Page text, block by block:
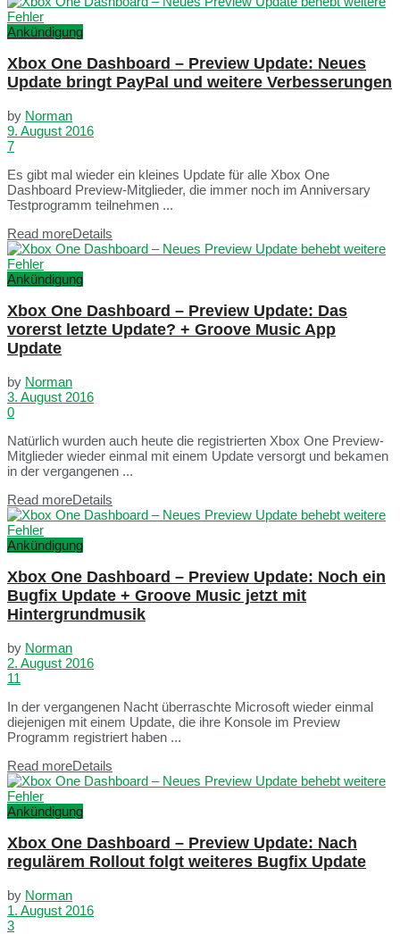
Ankündigung
Xbox One Dashboard – Preview Update: Neues
Update bringt PayPal und weitere Verbesserungen
by Norman
9. August 2016
7
Es gibt mal wieder ein kleines Update für alle Xbox One
Dashboard Preview-Mitglieder, die immer noch im Anniversary
Testprogramm teilnehmen ...
Read moreDetails
Ankündigung
Xbox One Dashboard – Preview Update: Das
vorerst letzte Update? + Groove Music App
Update
by Norman
3. August 2016
0
Natürlich wurden auch heute die registrierten Xbox One Preview-
Mitglieder wieder einmal mit einem Update versorgt und bekamen
in der vergangenen ...
Read moreDetails
Ankündigung
Xbox One Dashboard – Preview Update: Noch ein
Bugfix Update + Groove Music jetzt mit
Hintergrundmusik
by Norman
2. August 2016
11
In der vergangenen Nacht überraschte Microsoft wieder einmal
diejenigen mit einem Update, die ihre Konsole im Preview
Programm registriert haben ...
Read moreDetails
Ankündigung
Xbox One Dashboard – Preview Update: Nach
regulärem Rollout folgt weiteres Bugfix Update
by Norman
1. August 2016
3